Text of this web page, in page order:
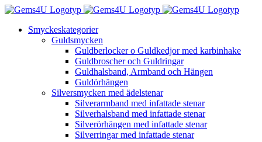
Fortsätt
innehålletSmyckeskategorier
Guldsmycken
Guldberlocker o Guldkedjor med karbinhake
Guldbroscher och Guldringar
Guldhalsband, Armband och Hängen
Guldörhängen
Silversmycken med ädelstenar
Silverarmband med infattade stenar
Silverhalsband med infattade stenar
Silverörhängen med infattade stenar
Silverringar med infattade stenar